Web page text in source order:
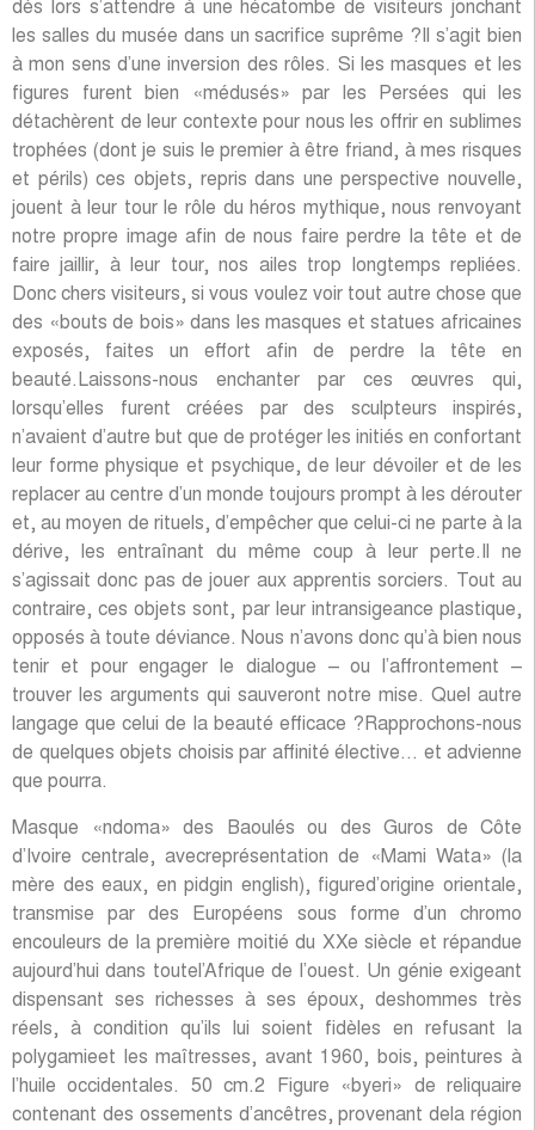
dès lors s’attendre à une hécatombe de visiteurs jonchant
les salles du musée dans un sacrifice suprême ?Il s’agit bien
à mon sens d’une inversion des rôles. Si les masques et les
figures furent bien «médusés» par les Persées qui les
détachèrent de leur contexte pour nous les offrir en sublimes
trophées (dont je suis le premier à être friand, à mes risques
et périls) ces objets, repris dans une perspective nouvelle,
jouent à leur tour le rôle du héros mythique, nous renvoyant
notre propre image afin de nous faire perdre la tête et de
faire jaillir, à leur tour, nos ailes trop longtemps repliées.
Donc chers visiteurs, si vous voulez voir tout autre chose que
des «bouts de bois» dans les masques et statues africaines
exposés, faites un effort afin de perdre la tête en
beauté.Laissons-nous enchanter par ces œuvres qui,
lorsqu’elles furent créées par des sculpteurs inspirés,
n’avaient d’autre but que de protéger les initiés en confortant
leur forme physique et psychique, de leur dévoiler et de les
replacer au centre d’un monde toujours prompt à les dérouter
et, au moyen de rituels, d’empêcher que celui-ci ne parte à la
dérive, les entraînant du même coup à leur perte.Il ne
s’agissait donc pas de jouer aux apprentis sorciers. Tout au
contraire, ces objets sont, par leur intransigeance plastique,
opposés à toute déviance. Nous n’avons donc qu’à bien nous
tenir et pour engager le dialogue – ou l’affrontement –
trouver les arguments qui sauveront notre mise. Quel autre
langage que celui de la beauté efficace ?Rapprochons-nous
de quelques objets choisis par affinité élective… et advienne
que pourra.
Masque «ndoma» des Baoulés ou des Guros de Côte
d’Ivoire centrale, avecreprésentation de «Mami Wata» (la
mère des eaux, en pidgin english), figured’origine orientale,
transmise par des Européens sous forme d’un chromo
encouleurs de la première moitié du XXe siècle et répandue
aujourd’hui dans toutel’Afrique de l’ouest. Un génie exigeant
dispensant ses richesses à ses époux, deshommes très
réels, à condition qu’ils lui soient fidèles en refusant la
polygamieet les maîtresses, avant 1960, bois, peintures à
l’huile occidentales. 50 cm.2 Figure «byeri» de reliquaire
contenant des ossements d’ancêtres, provenant dela région